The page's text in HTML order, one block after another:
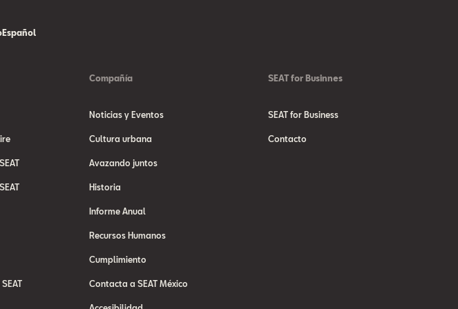
Español
Compañía
Noticias y Eventos
Cultura urbana
Avazando juntos
Historia
Informe Anual
Recursos Humanos
Cumplimiento
Contacta a SEAT México
SEAT for Businnes
SEAT for Business
Contacto